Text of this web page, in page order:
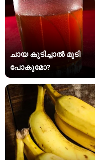
ചായ കുടിച്ചാൽ മുടി
പോകുമോ?